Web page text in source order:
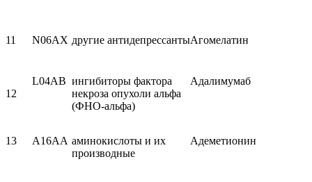
11 N06AX другие антидепрессантыАгомелатин
12
L04AB ингибиторы фактора
некроза опухоли альфа
(ФНО-альфа)
Адалимумаб
13 A16AA аминокислоты и их
производные
Адеметионин